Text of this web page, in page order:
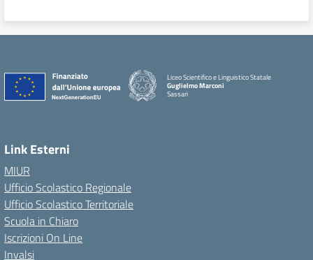
Liceo Scientifico e Linguistico Statale
Guglielmo Marconi
Sassari
Link Esterni
MIUR
Ufficio Scolastico Regionale
Ufficio Scolastico Territoriale
Scuola in Chiaro
Iscrizioni On Line
Invalsi